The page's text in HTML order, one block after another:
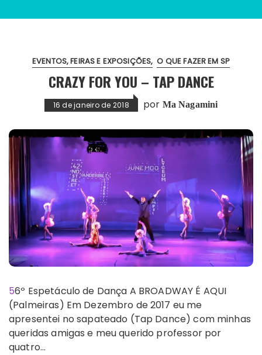
EVENTOS, FEIRAS E EXPOSIÇÕES O QUE FAZER EM SP
CRAZY FOR YOU – TAP DANCE
16 de janeiro de 2018 por Ma Nagamini
56º Espetáculo de Dança A BROADWAY É AQUI
(Palmeiras) Em Dezembro de 2017 eu me
apresentei no sapateado (Tap Dance) com minhas
queridas amigas e meu querido professor por
quatro…